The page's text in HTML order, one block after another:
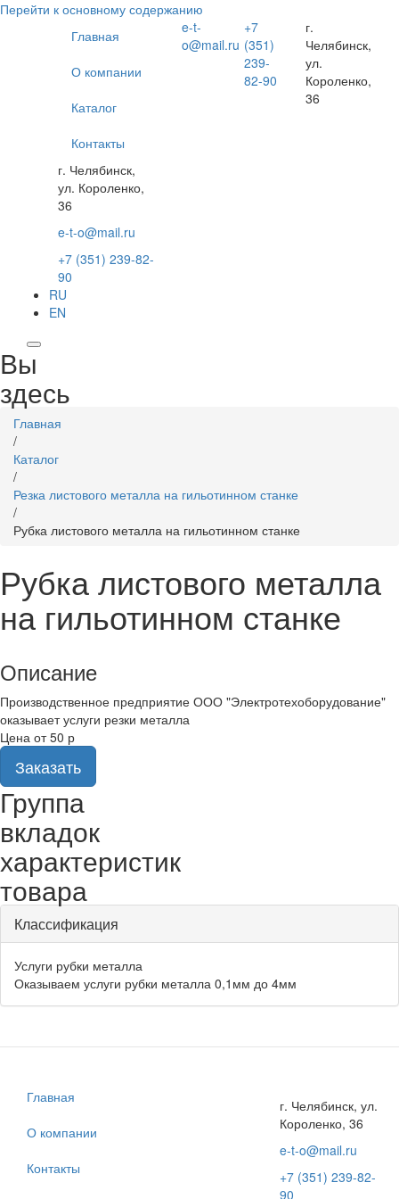
Перейти к основному содержанию
Главная
О компании
Каталог
Контакты
г. Челябинск,
ул. Короленко,
36
e-t-o@mail.ru
+7 (351) 239-82-
90
e-t-
o@mail.ru
+7
(351)
239-
82-90
г.
Челябинск,
ул.
Короленко,
36
RU
EN
Вы
здесь
Главная
/
Каталог
/
Резка листового металла на гильотинном станке
/
Рубка листового металла на гильотинном станке
Рубка листового металла
на гильотинном станке
Описание
Производственное предприятие ООО "Электротехоборудование"
оказывает услуги резки металла
Цена от 50 р
Заказать
Группа
вкладок
характеристик
товара
Классификация
Услуги рубки металла
Оказываем услуги рубки металла 0,1мм до 4мм
Главная
О компании
Контакты
г. Челябинск, ул.
Короленко, 36
e-t-o@mail.ru
+7 (351) 239-82-
90